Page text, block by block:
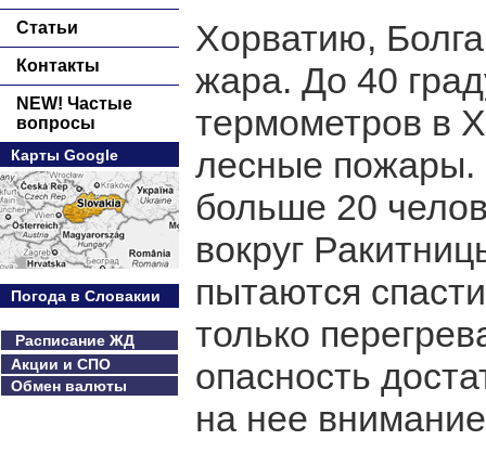
Статьи
Контакты
NEW! Частые
вопросы
Карты Google
Погода в Словакии
Расписание ЖД
Акции и СПО
Обмен валюты
Хорватию,
жара. До 40
термометров в
лесные пожары.
больше 20
вокруг
пытаются
только
опасность
на нее